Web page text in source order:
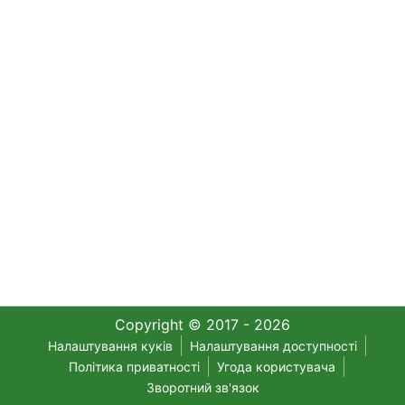
Copyright © 2017 - 2026
Налаштування куків
Налаштування доступності
Політика приватності
Угода користувача
Зворотний зв'язок